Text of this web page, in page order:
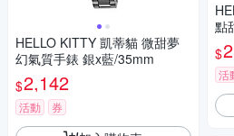
HELLO KITTY 凱蒂貓 微甜夢
幻氣質手錶 銀x藍/35mm
$2,142
活動 券
點
m
$
活